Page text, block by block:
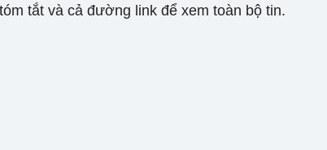
tắt và cả đường link để xem toàn bộ tin.